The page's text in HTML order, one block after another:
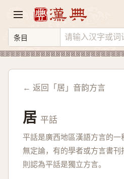
← 返回「居」音韵方言
居 平話
平話是廣西地區漢語方言的
無定論，有的學者或方言書
則認為平話是獨立方言。